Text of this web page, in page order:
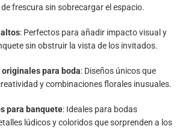
frescura sin sobrecargar el espacio.
altos: Perfectos para añadir impacto visual y
sin obstruir la vista de los invitados.
para boda: Diseños únicos que
y combinaciones florales inusuales.
para banquete: Ideales para bodas
lúdicos y coloridos que sorprenden a los